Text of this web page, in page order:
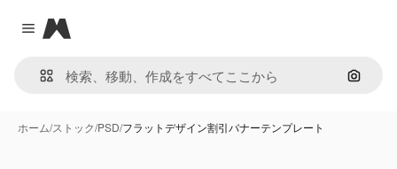
Close menu
Magnific
画像で
ホーム/ストック/PSD/フラットデザイン割引バナーテンプレート